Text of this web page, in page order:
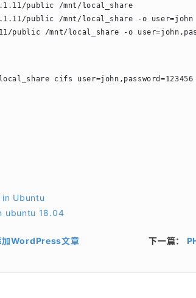
public /mnt/local_share
public /mnt/local_share -o
public /mnt/local_share -o
cifs
in Ubuntu
ubuntu 18.04
WordPress文章 下一篇：